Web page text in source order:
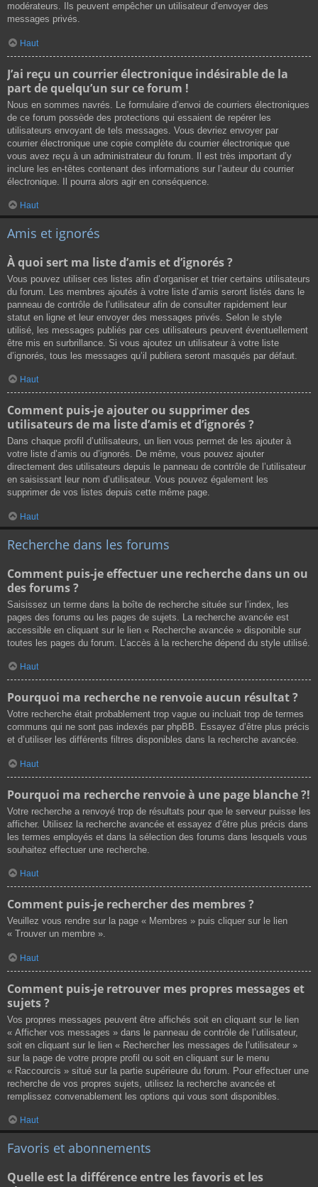
modérateurs. Ils peuvent empêcher un utilisateur d’envoyer des
messages privés.
Haut
J’ai reçu un courrier électronique indésirable de la
part de quelqu’un sur ce forum !
Nous en sommes navrés. Le formulaire d’envoi de courriers électroniques
de ce forum possède des protections qui essaient de repérer les
utilisateurs envoyant de tels messages. Vous devriez envoyer par
courrier électronique une copie complète du courrier électronique que
vous avez reçu à un administrateur du forum. Il est très important d’y
inclure les en-têtes contenant des informations sur l’auteur du courrier
électronique. Il pourra alors agir en conséquence.
Haut
Amis et ignorés
À quoi sert ma liste d’amis et d’ignorés ?
Vous pouvez utiliser ces listes afin d’organiser et trier certains utilisateurs
du forum. Les membres ajoutés à votre liste d’amis seront listés dans le
panneau de contrôle de l’utilisateur afin de consulter rapidement leur
statut en ligne et leur envoyer des messages privés. Selon le style
utilisé, les messages publiés par ces utilisateurs peuvent éventuellement
être mis en surbrillance. Si vous ajoutez un utilisateur à votre liste
d’ignorés, tous les messages qu’il publiera seront masqués par défaut.
Haut
Comment puis-je ajouter ou supprimer des
utilisateurs de ma liste d’amis et d’ignorés ?
Dans chaque profil d’utilisateurs, un lien vous permet de les ajouter à
votre liste d’amis ou d’ignorés. De même, vous pouvez ajouter
directement des utilisateurs depuis le panneau de contrôle de l’utilisateur
en saisissant leur nom d’utilisateur. Vous pouvez également les
supprimer de vos listes depuis cette même page.
Haut
Recherche dans les forums
Comment puis-je effectuer une recherche dans un ou
des forums ?
Saisissez un terme dans la boîte de recherche située sur l’index, les
pages des forums ou les pages de sujets. La recherche avancée est
accessible en cliquant sur le lien « Recherche avancée » disponible sur
toutes les pages du forum. L’accès à la recherche dépend du style utilisé.
Haut
Pourquoi ma recherche ne renvoie aucun résultat ?
Votre recherche était probablement trop vague ou incluait trop de termes
communs qui ne sont pas indexés par phpBB. Essayez d’être plus précis
et d’utiliser les différents filtres disponibles dans la recherche avancée.
Haut
Pourquoi ma recherche renvoie à une page blanche ?!
Votre recherche a renvoyé trop de résultats pour que le serveur puisse les
afficher. Utilisez la recherche avancée et essayez d’être plus précis dans
les termes employés et dans la sélection des forums dans lesquels vous
souhaitez effectuer une recherche.
Haut
Comment puis-je rechercher des membres ?
Veuillez vous rendre sur la page « Membres » puis cliquer sur le lien
« Trouver un membre ».
Haut
Comment puis-je retrouver mes propres messages et
sujets ?
Vos propres messages peuvent être affichés soit en cliquant sur le lien
« Afficher vos messages » dans le panneau de contrôle de l’utilisateur,
soit en cliquant sur le lien « Rechercher les messages de l’utilisateur »
sur la page de votre propre profil ou soit en cliquant sur le menu
« Raccourcis » situé sur la partie supérieure du forum. Pour effectuer une
recherche de vos propres sujets, utilisez la recherche avancée et
remplissez convenablement les options qui vous sont disponibles.
Haut
Favoris et abonnements
Quelle est la différence entre les favoris et les